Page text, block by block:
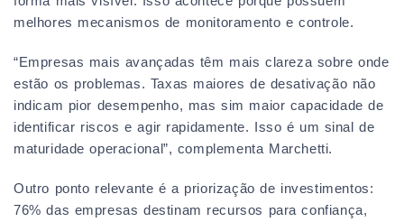
melhores mecanismos de monitoramento e controle.
“Empresas mais avançadas têm mais clareza sobre onde
estão os problemas. Taxas maiores de desativação não
indicam pior desempenho, mas sim maior capacidade de
identificar riscos e agir rapidamente. Isso é um sinal de
maturidade operacional”, complementa Marchetti.
Outro ponto relevante é a priorização de investimentos:
76% das empresas destinam recursos para confiança,